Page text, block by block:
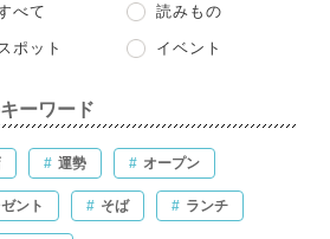
べて 読みもの
ポット イベント
ーワード
# 運勢 # オープン
ント # そば # ランチ